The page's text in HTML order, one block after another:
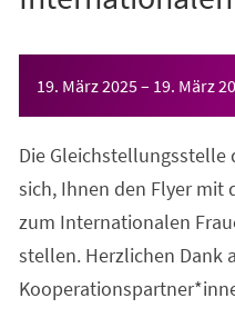
19. März 2025– 19. März
Die Gleichstellungsstelle
sich, Ihnen den Flyer
zum Internationalen
stellen. Herzlichen Dank